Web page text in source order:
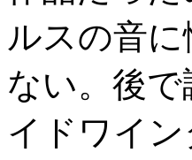
ルスの音
ない。後
イドワイ